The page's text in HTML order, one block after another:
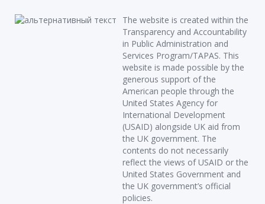
The website is created within the
Transparency and Accountability
in Public Administration and
Services Program/TAPAS. This
website is made possible by the
generous support of the
American people through the
United States Agency for
International Development
(USAID) alongside UK aid from
the UK government. The
contents do not necessarily
reflect the views of USAID or the
United States Government and
the UK government’s official
policies.